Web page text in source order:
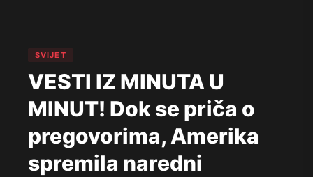
SVIJET
VESTI IZ MINUTA U
MINUT! Dok se priča o
pregovorima, Amerika
spremila naredni